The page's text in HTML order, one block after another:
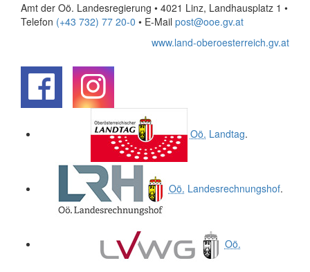
Amt der Oö. Landesregierung • 4021 Linz, Landhausplatz 1 •
Telefon (+43 732) 77 20-0 • E-Mail post@ooe.gv.at
www.land-oberoesterreich.gv.at
Oö. Landtag.
Oö. Landesrechnungshof.
Oö.